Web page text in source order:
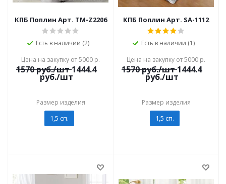
КПБ Поплин Арт. TM-Z2206
Есть в наличии (2)
Цена на закупку от 5000 р.
1570руб./шт 1444.4
руб./шт
Размер изделия
1,5 сп.
КПБ Поплин Арт. SA-1112
Есть в наличии (1)
Цена на закупку от 5000 р.
1570руб./шт 1444.4
руб./шт
Размер изделия
1,5 сп.